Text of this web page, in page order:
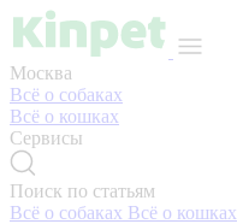
Москва
Всё о собаках
Всё о кошках
Сервисы
Поиск по статьям
Всё о собаках Всё о кошках